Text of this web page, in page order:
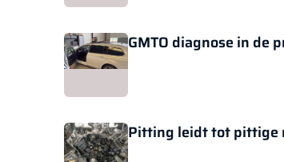
Pitting leidt tot pittige